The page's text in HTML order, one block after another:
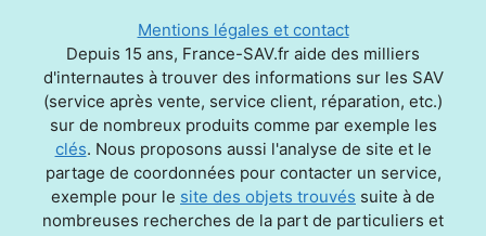
Mentions légales et contact
Depuis 15 ans, France-SAV.fr aide des milliers
d'internautes à trouver des informations sur les SAV
(service après vente, service client, réparation, etc.)
sur de nombreux produits comme par exemple les
clés. Nous proposons aussi l'analyse de site et le
partage de coordonnées pour contacter un service,
exemple pour le site des objets trouvés suite à de
nombreuses recherches de la part de particuliers et